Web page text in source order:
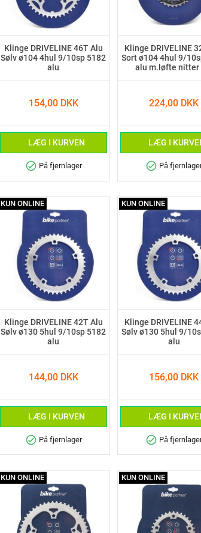
Klinge DRIVELINE 46T Alu
Sølv ø104 4hul 9/10sp 5182
alu
154,00 DKK
LÆG I KURVEN
check_circle På fjernlager
Klinge DRIVELINE
Sort ø104 4hul 9/
alu m.løfte nitter
224,00 DKK
LÆG I
check_circle På
Klinge DRIVELINE 42T Alu
Sølv ø130 5hul 9/10sp 5182
alu
144,00 DKK
LÆG I KURVEN
check_circle På fjernlager
KUN ONLINE
Klinge DRIVELINE
Sølv ø130 5hul 9/
alu
156,00 DKK
LÆG I
check_circle På
KUN ONLINE
KUN ONLINE KUN ONLINE